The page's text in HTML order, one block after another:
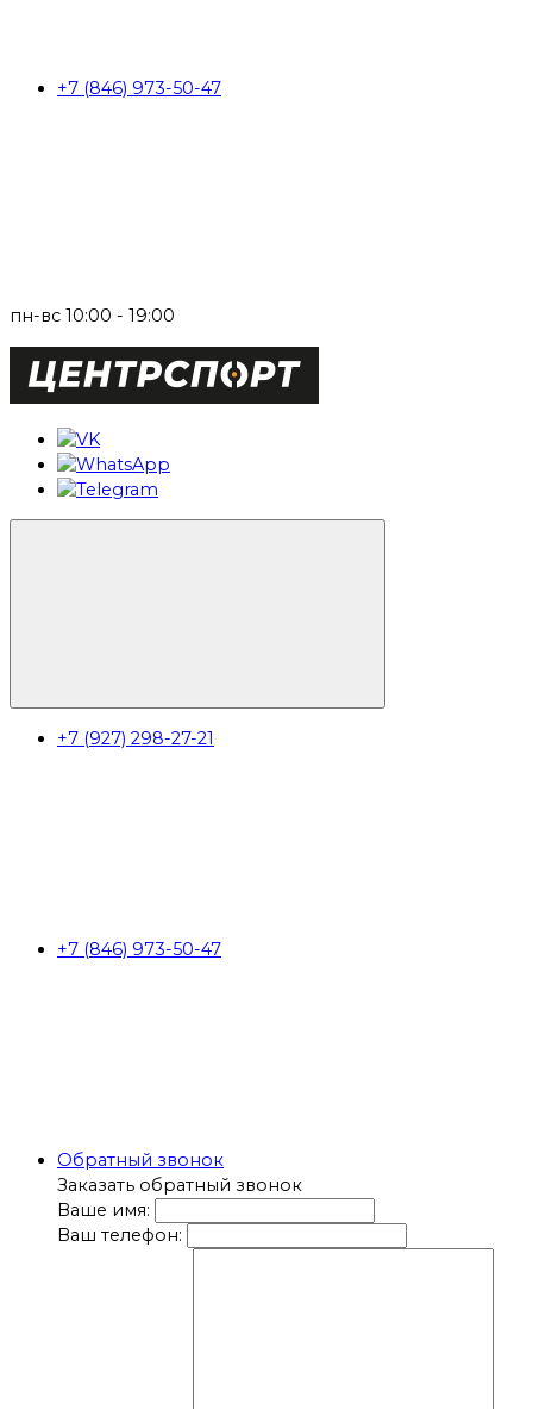
+7 (846) 973-50-47
пн-вс 10:00 - 19:00
+7 (927) 298-27-21
+7 (846) 973-50-47
Обратный звонок
Заказать обратный звонок
Ваше имя:
Ваш телефон: